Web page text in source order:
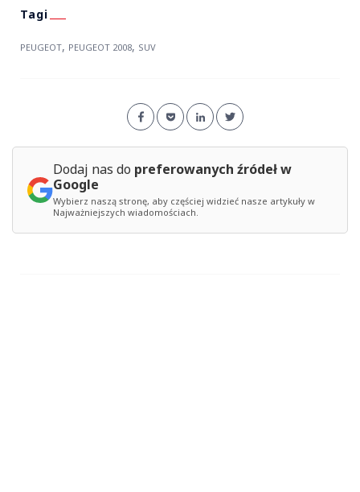
PEUGEOT, PEUGEOT 2008, SUV
Dodaj nas do preferowanych źródeł w
Google
Wybierz naszą stronę, aby częściej widzieć nasze artykuły w
Najważniejszych wiadomościach.